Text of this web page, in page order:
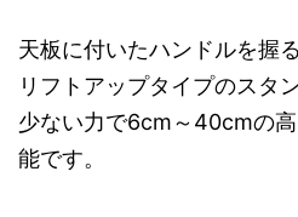
天板に付いたハンドルを握
リフトアップタイプのスタ
少ない力で6cm～40cmの
能です。